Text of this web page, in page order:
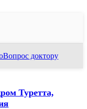
Вопрос доктору
Туретта,